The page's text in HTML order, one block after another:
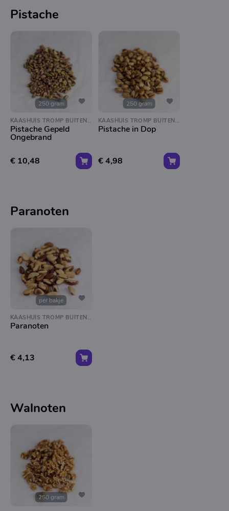
Pistache
250 gram
KAASHUIS TROMP BUITENVELDERTSELAAN
Pistache Gepeld
Ongebrand
€ 10,48
250 gram
KAASHUIS TROMP BUITENVELDERTSELAAN
Pistache in Dop
€ 4,98
Paranoten
per bakje
KAASHUIS TROMP BUITENVELDERTSELAAN
Paranoten
€ 4,13
Walnoten
250 gram